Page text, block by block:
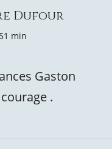
Dufour
min
Gaston
.